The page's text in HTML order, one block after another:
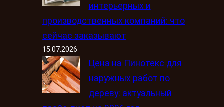
интерьерных и
производственных компаний: что
сейчас заказывают
15.07.2026
Цена на Пинотекс для
наружных работ по
дереву: актуальный